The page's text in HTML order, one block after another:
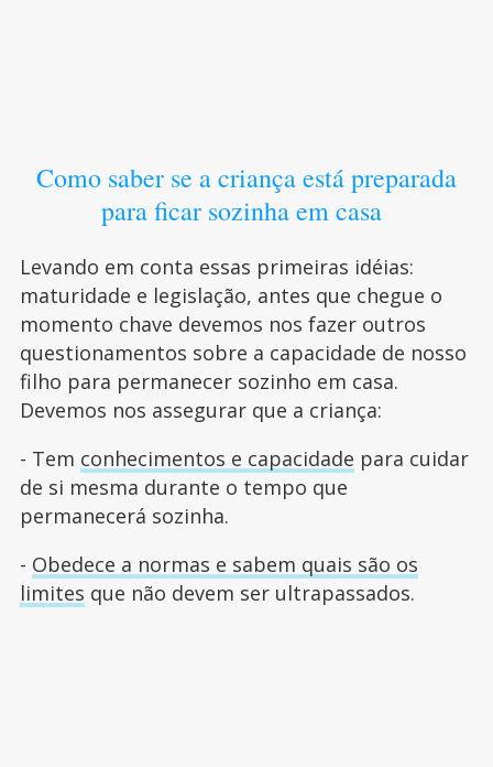
Como saber se a criança está preparada
para ficar sozinha em casa
Levando em conta essas primeiras idéias:
maturidade e legislação, antes que chegue o
momento chave devemos nos fazer outros
questionamentos sobre a capacidade de nosso
filho para permanecer sozinho em casa.
Devemos nos assegurar que a criança:
- Tem conhecimentos e capacidade para cuidar
de si mesma durante o tempo que
permanecerá sozinha.
- Obedece a normas e sabem quais são os
limites que não devem ser ultrapassados.